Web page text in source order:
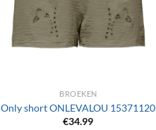
BROEKEN
Only short ONLEVALOU 15371120
€34.99